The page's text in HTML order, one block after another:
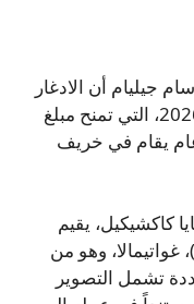
جيليام أن الادغار
كاليـل فاز بجائزة سام جيليام لعام 2026، التي تمنح مبلغ
عام يقام في خريف
كاكشيكيل، يقيم
وهو من
متعددة تشمل التصوير